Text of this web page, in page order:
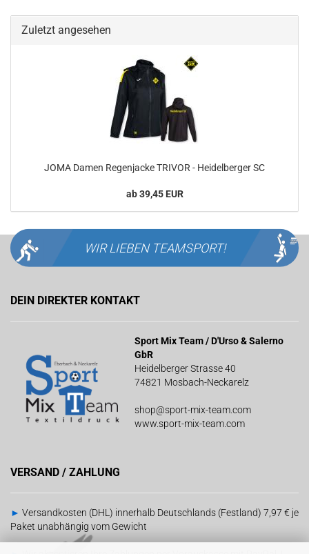
Zuletzt angesehen
JOMA Damen Regenjacke TRIVOR - Heidelberger SC
ab 39,45 EUR
WIR LIEBEN TEAMSPORT!
DEIN DIREKTER KONTAKT
Sport Mix Team / D'Urso & Salerno
GbR
Heidelberger Strasse 40
74821 Mosbach-Neckarelz
shop@sport-mix-team.com
www.sport-mix-team.com
VERSAND / ZAHLUNG
► Versandkosten (DHL) innerhalb Deutschlands (Festland) 7,97 € je
Paket unabhängig vom Gewicht